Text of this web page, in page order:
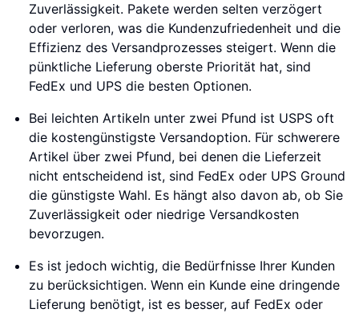
Zuverlässigkeit. Pakete werden selten verzögert
oder verloren, was die Kundenzufriedenheit und die
Effizienz des Versandprozesses steigert. Wenn die
pünktliche Lieferung oberste Priorität hat, sind
FedEx und UPS die besten Optionen.
Bei leichten Artikeln unter zwei Pfund ist USPS oft
die kostengünstigste Versandoption. Für schwerere
Artikel über zwei Pfund, bei denen die Lieferzeit
nicht entscheidend ist, sind FedEx oder UPS Ground
die günstigste Wahl. Es hängt also davon ab, ob Sie
Zuverlässigkeit oder niedrige Versandkosten
bevorzugen.
Es ist jedoch wichtig, die Bedürfnisse Ihrer Kunden
zu berücksichtigen. Wenn ein Kunde eine dringende
Lieferung benötigt, ist es besser, auf FedEx oder